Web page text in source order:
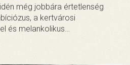
még jobbára értetlenség
a kertvárosi
és melankolikus…